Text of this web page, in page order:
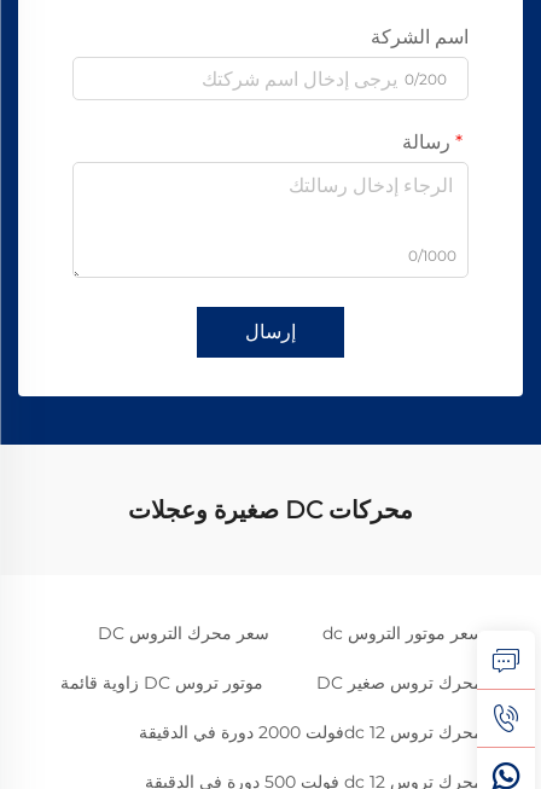
اسم الشركة
0/200
رسالة
0/1000
إرسال
محركات DC صغيرة وعجلات
سعر موتور التروس dc سعر محرك التروس DC
محرك تروس صغير DC موتور تروس DC زاوية قائمة
محرك تروس dc 12فولت 2000 دورة في الدقيقة
محرك تروس dc 12 فولت 500 دورة في الدقيقة